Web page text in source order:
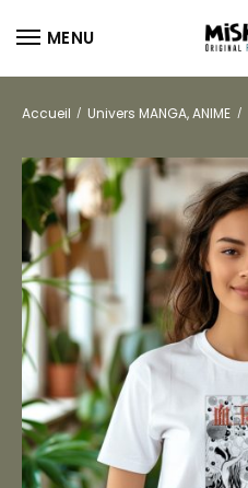
MENU
Accueil / Univers MANGA, ANIME /